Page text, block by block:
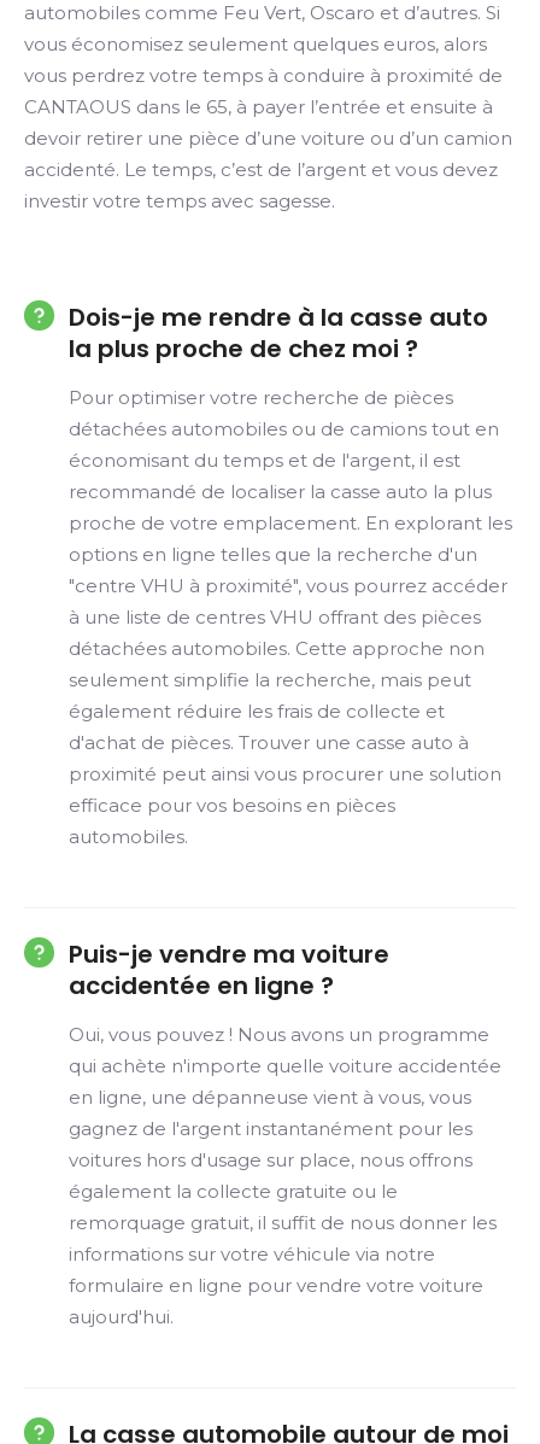
automobiles comme Feu Vert, Oscaro et d’autres. Si
vous économisez seulement quelques euros, alors
vous perdrez votre temps à conduire à proximité de
CANTAOUS dans le 65, à payer l’entrée et ensuite à
devoir retirer une pièce d’une voiture ou d’un camion
accidenté. Le temps, c’est de l’argent et vous devez
investir votre temps avec sagesse.
Dois-je me rendre à la casse auto
la plus proche de chez moi ?
Pour optimiser votre recherche de pièces
détachées automobiles ou de camions tout en
économisant du temps et de l'argent, il est
recommandé de localiser la casse auto la plus
proche de votre emplacement. En explorant les
options en ligne telles que la recherche d'un
"centre VHU à proximité", vous pourrez accéder
à une liste de centres VHU offrant des pièces
détachées automobiles. Cette approche non
seulement simplifie la recherche, mais peut
également réduire les frais de collecte et
d'achat de pièces. Trouver une casse auto à
proximité peut ainsi vous procurer une solution
efficace pour vos besoins en pièces
automobiles.
Puis-je vendre ma voiture
accidentée en ligne ?
Oui, vous pouvez ! Nous avons un programme
qui achète n'importe quelle voiture accidentée
en ligne, une dépanneuse vient à vous, vous
gagnez de l'argent instantanément pour les
voitures hors d'usage sur place, nous offrons
également la collecte gratuite ou le
remorquage gratuit, il suffit de nous donner les
informations sur votre véhicule via notre
formulaire en ligne pour vendre votre voiture
aujourd'hui.
La casse automobile autour de moi